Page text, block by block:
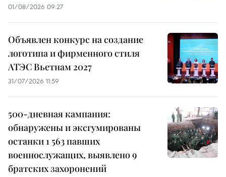
01/08/2026 09:27
Объявлен конкурс на создание
логотипа и фирменного стиля
АТЭС Вьетнам 2027
31/07/2026 11:59
500-дневная кампания:
обнаружены и эксгумированы
останки 1 563 павших
военнослужащих, выявлено 9
братских захоронений